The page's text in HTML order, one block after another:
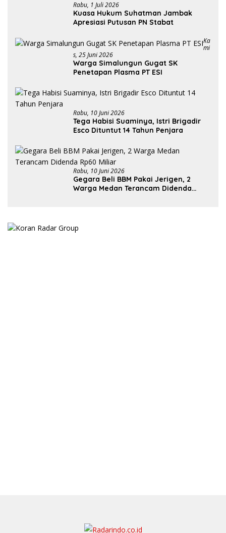
Rabu, 1 Juli 2026
Kuasa Hukum Suhatman Jambak
Apresiasi Putusan PN Stabat
Ka
Mi
S, 25 Juni 2026
Warga Simalungun Gugat SK
Penetapan Plasma PT ESI
Rabu, 10 Juni 2026
Tega Habisi Suaminya, Istri Brigadir
Esco Dituntut 14 Tahun Penjara
Rabu, 10 Juni 2026
Gegara Beli BBM Pakai Jerigen, 2
Warga Medan Terancam Didenda